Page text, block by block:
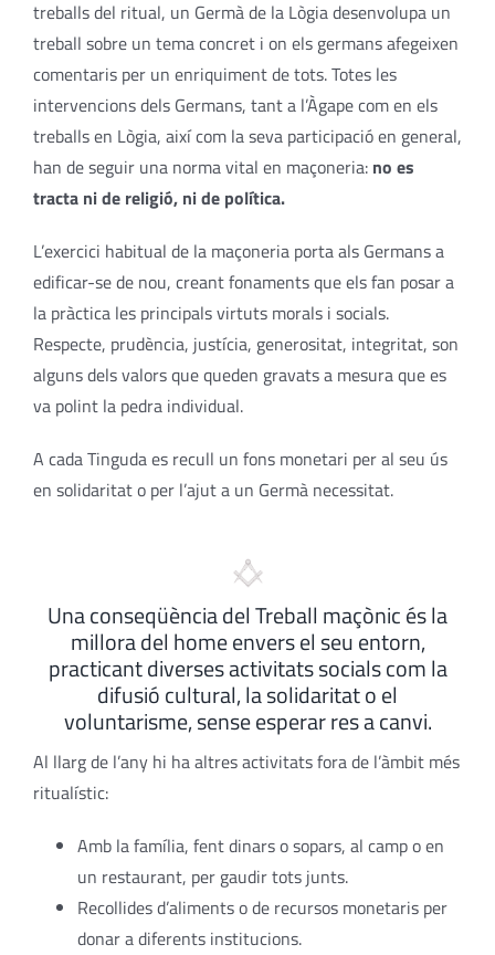
treballs del ritual, un Germà de la Lògia desenvolupa un
treball sobre un tema concret i on els germans afegeixen
comentaris per un enriquiment de tots. Totes les
intervencions dels Germans, tant a l’Àgape com en els
treballs en Lògia, així com la seva participació en general,
han de seguir una norma vital en maçoneria: no es
tracta ni de religió, ni de política.
L’exercici habitual de la maçoneria porta als Germans a
edificar-se de nou, creant fonaments que els fan posar a
la pràctica les principals virtuts morals i socials.
Respecte, prudència, justícia, generositat, integritat, son
alguns dels valors que queden gravats a mesura que es
va polint la pedra individual.
A cada Tinguda es recull un fons monetari per al seu ús
en solidaritat o per l’ajut a un Germà necessitat.
Una conseqüència del Treball maçònic és la
millora del home envers el seu entorn,
practicant diverses activitats socials com la
difusió cultural, la solidaritat o el
voluntarisme, sense esperar res a canvi.
Al llarg de l’any hi ha altres activitats fora de l’àmbit més
ritualístic:
Amb la família, fent dinars o sopars, al camp o en
un restaurant, per gaudir tots junts.
Recollides d’aliments o de recursos monetaris per
donar a diferents institucions.